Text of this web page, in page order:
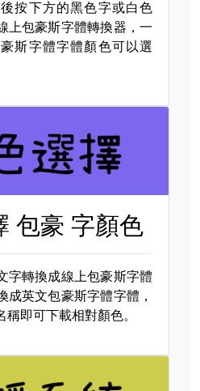
按下方的黑色字或白色
上包豪斯字體轉換器，一
斯字體字體顏色可以選
包豪 字顏色
字轉換成線上包豪斯字體
成英文包豪斯字體字體，
即可下載相對顏色。